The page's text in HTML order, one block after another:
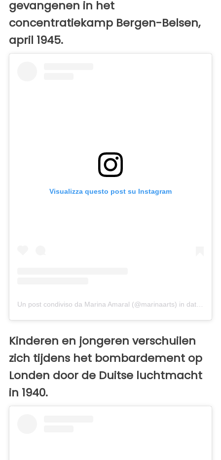
gevangenen in het
concentratiekamp Bergen-Belsen,
april 1945.
Visualizza questo post su Instagram
Un post condiviso da Marina Amaral (@marinaarts) in data:
Kinderen en jongeren verschuilen
zich tijdens het bombardement op
Londen door de Duitse luchtmacht
in 1940.